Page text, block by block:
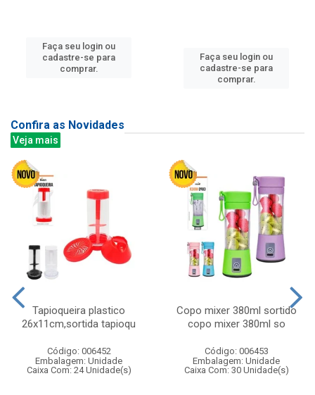
Faça seu login ou
cadastre-se para
comprar.
Faça seu login ou
cadastre-se para
comprar.
Confira as Novidades
Veja mais
Tapioqueira plastico
26x11cm,sortida tapioqu
Código: 006452
Embalagem: Unidade
Caixa Com: 24 Unidade(s)
Copo mixer 380ml sortido
copo mixer 380ml so
Código: 006453
Embalagem: Unidade
Caixa Com: 30 Unidade(s)